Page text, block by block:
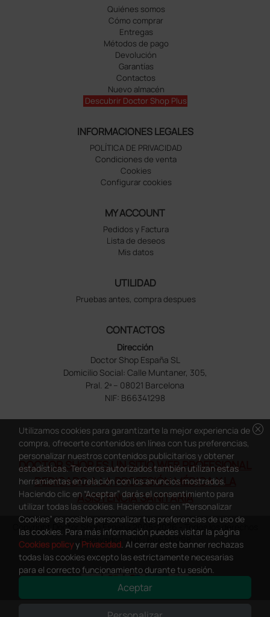
Quiénes somos
Cómo comprar
Entregas
Métodos de pago
Devolución
Garantías
Contactos
Nuevo almacén
Descubrir Doctor Shop Plus
INFORMACIONES LEGALES
POLÍTICA DE PRIVACIDAD
Condiciones de venta
Cookies
Configurar cookies
MY ACCOUNT
Pedidos y Factura
Lista de deseos
Mis datos
UTILIDAD
Pruebas antes, compra despues
CONTACTOS
Dirección
Doctor Shop España SL
Domicilio Social: Calle Muntaner, 305,
Pral. 2ª – 08021 Barcelona
NIF: B66341298
DOCTOR SHOP ES UN SITIO WEB PROFESIONAL
DEDICADO A LA PROFESIÓN MÉDICA Y LA
ASISTENCIA SANITARIA
Copyright Doctor Shop España 2005-2026 - Todos los derechos
reservados - NIF.: B66341298
This site is protected by reCAPTCHA and the Google
cancel
Utilizamos cookies para garantizarte la mejor experiencia de
compra, ofrecerte contenidos en línea con tus preferencias,
personalizar nuestros contenidos publicitarios y obtener
estadísticas. Terceros autorizados también utilizan estas
herramientas en relación con los anuncios mostrados.
Haciendo clic en “Aceptar” darás el consentimiento para
utilizar todas las cookies. Haciendo clic en “Personalizar
Cookies” es posible personalizar tus preferencias de uso de
las cookies. Para más información puedes visitar la página
Cookies policyy Privacidad. Al cerrar este banner rechazas
todas las cookies excepto las estrictamente necesarias
para el correcto funcionamiento durante tu sesión.
Aceptar